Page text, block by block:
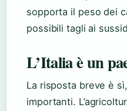
sopporta il peso dei
possibili tagli ai
L’Italia è un
La risposta breve è
importanti.